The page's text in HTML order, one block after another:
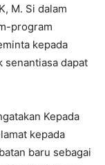
M. Si dalam
program
kepada
senantiasa dapat
Kepada
kepada
baru sebagai